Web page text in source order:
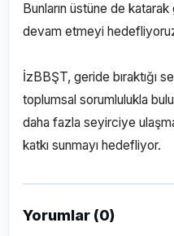
Bunların üstüne de katarak
devam etmeyi
İzBBŞT, geride bıraktığı
toplumsal sorumlulukla
daha fazla seyirciye
katkı sunmayı hedefliyor.
Yorumlar (0)